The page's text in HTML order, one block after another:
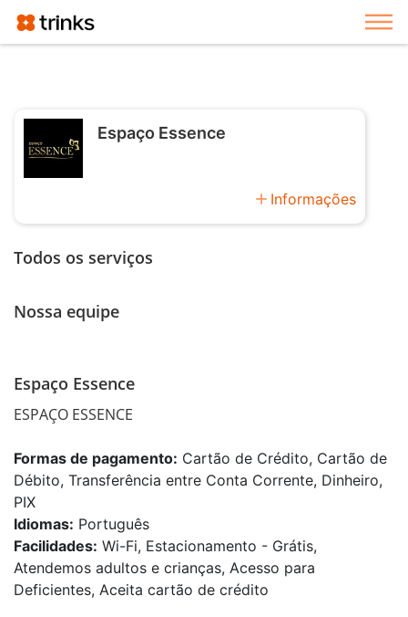
Espaço Essence
add Informações
Todos os serviços
Nossa equipe
Espaço Essence
ESPAÇO ESSENCE
Formas de pagamento: Cartão de Crédito, Cartão de
Débito, Transferência entre Conta Corrente, Dinheiro,
PIX
Idiomas: Português
Facilidades: Wi-Fi, Estacionamento - Grátis,
Atendemos adultos e crianças, Acesso para
Deficientes, Aceita cartão de crédito